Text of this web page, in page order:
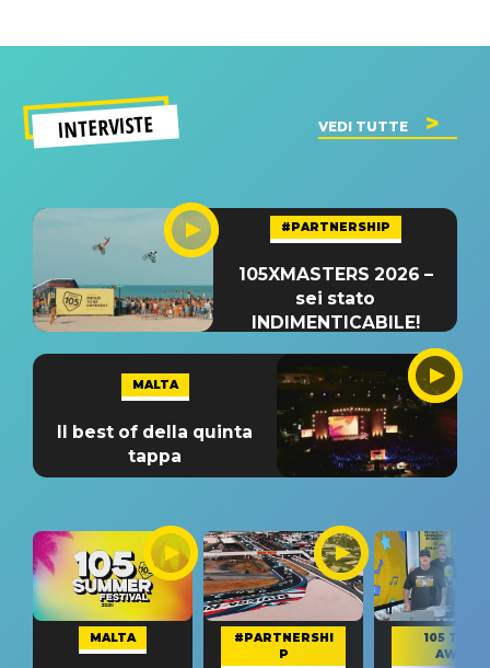
INTERVISTE VEDI TUTTE
#PARTNERSHIP
105XMASTERS 2026 –
sei stato
INDIMENTICABILE!
MALTA
Il best of della quinta
tappa
MALTA
#PARTNERSHI
P
105 TAKE
AWAY